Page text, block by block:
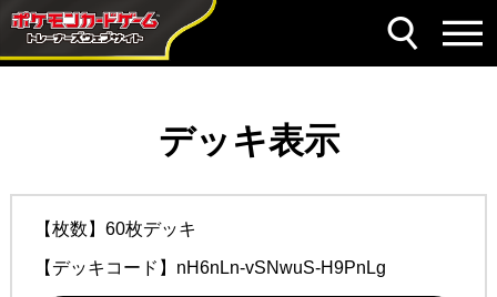
デッキ表示
【枚数】60枚デッキ
【デッキコード】 nH6nLn-vSNwuS-H9PnLg